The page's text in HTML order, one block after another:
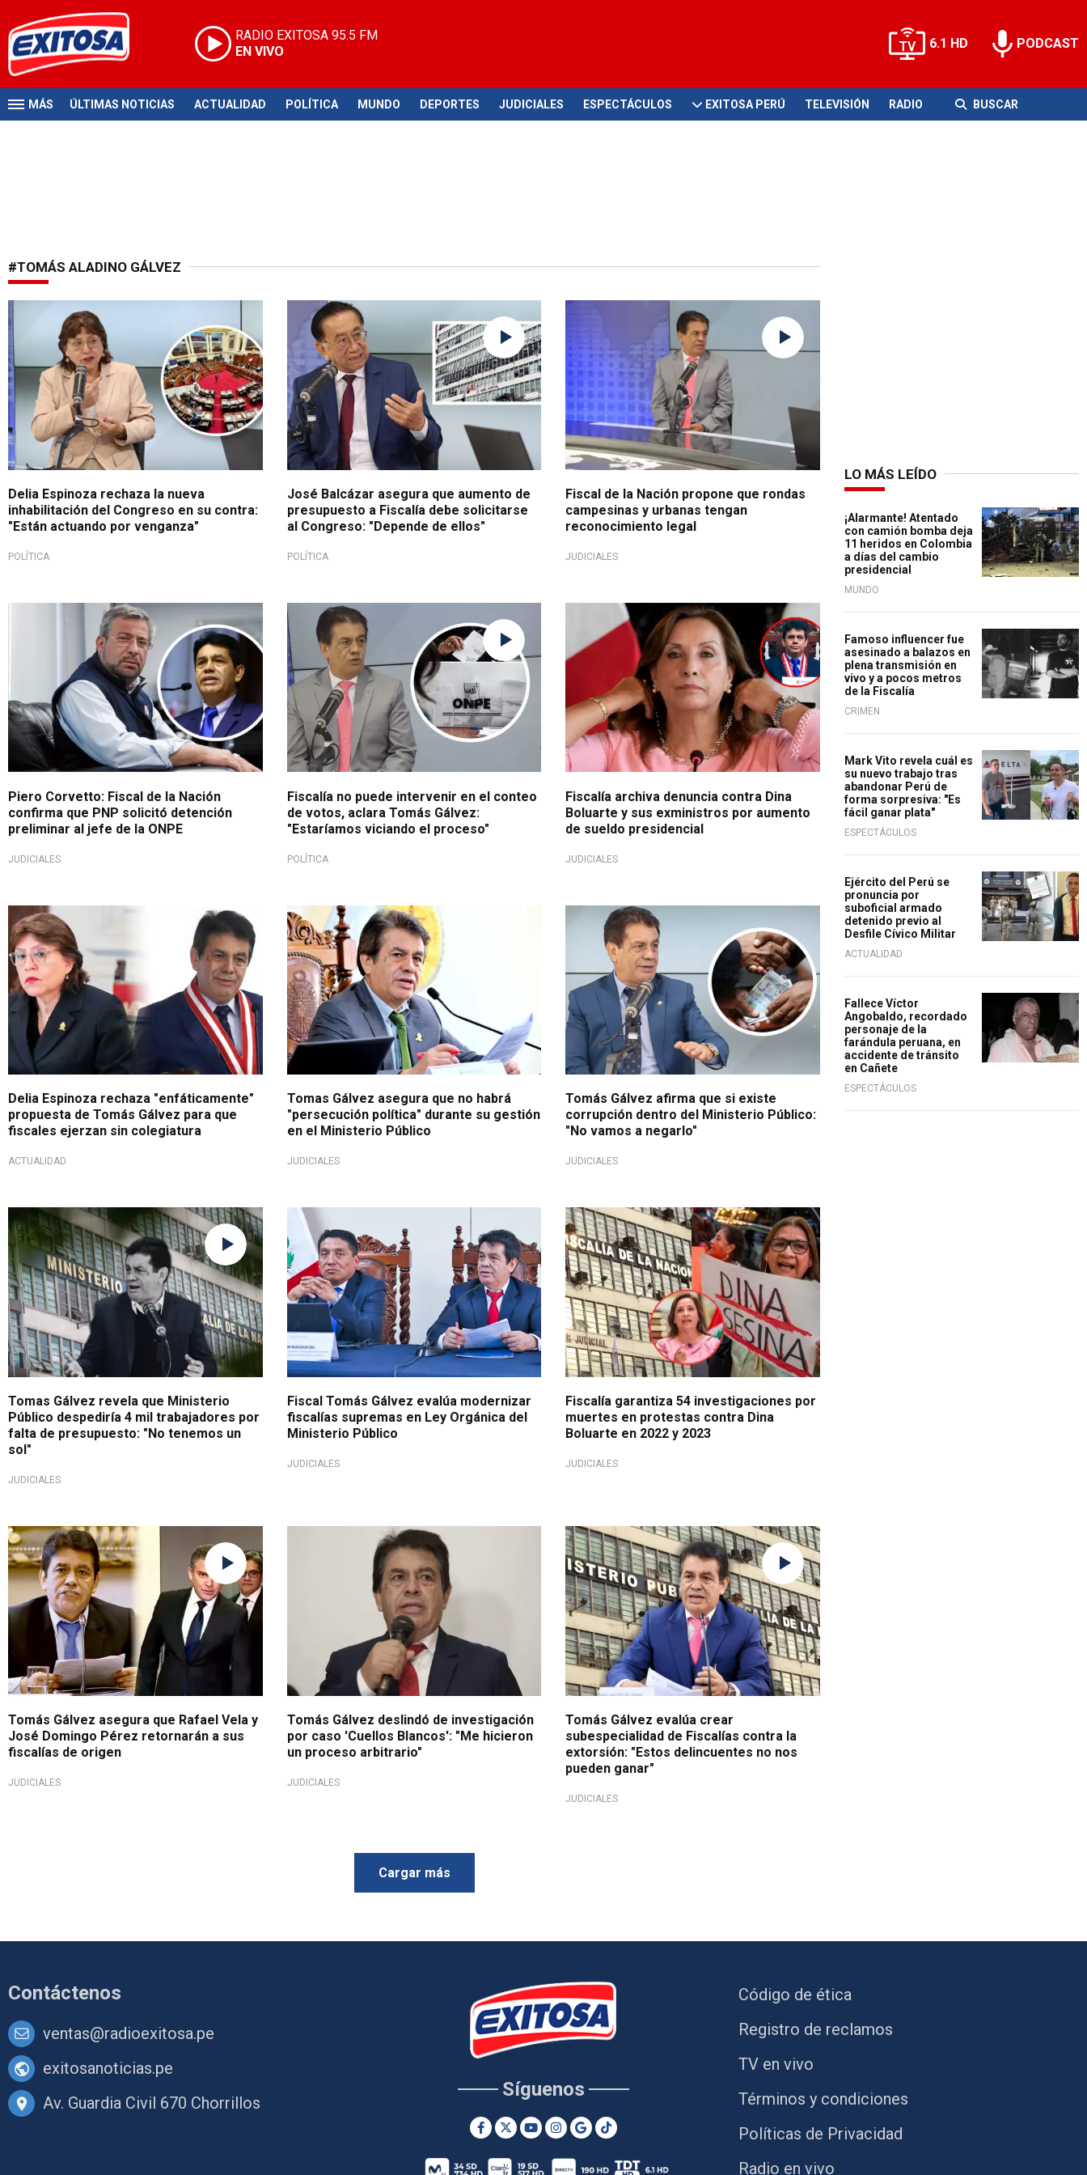
RADIO EXITOSA 95.5 FM
EN VIVO
6.1 HD PODCAST
MÁS ÚLTIMAS NOTICIAS ACTUALIDAD POLÍTICA MUNDO DEPORTES JUDICIALES ESPECTÁCULOS EXITOSA PERÚ TELEVISIÓN RADIO BUSCAR
#TOMÁS ALADINO GÁLVEZ
Denuncia persecución
Delia Espinoza rechaza la nueva
inhabilitación del Congreso en su contra:
"Están actuando por venganza"
POLÍTICA
Importante aclaración
José Balcázar asegura que aumento de
presupuesto a Fiscalía debe solicitarse
al Congreso: "Depende de ellos"
POLÍTICA
Fiscal de la Nación propone que rondas
campesinas y urbanas tengan
reconocimiento legal
JUDICIALES
Por caos electoral
Piero Corvetto: Fiscal de la Nación
confirma que PNP solicitó detención
preliminar al jefe de la ONPE
JUDICIALES
Tras el pedido de la gente
Fiscalía no puede intervenir en el conteo
de votos, aclara Tomás Gálvez:
"Estaríamos viciando el proceso"
POLÍTICA
Ordenan archivo definitivo
Fiscalía archiva denuncia contra Dina
Boluarte y sus exministros por aumento
de sueldo presidencial
JUDICIALES
Rechazo total
Delia Espinoza rechaza "enfáticamente"
propuesta de Tomás Gálvez para que
fiscales ejerzan sin colegiatura
ACTUALIDAD
Tras su juramentación
Tomas Gálvez asegura que no habrá
"persecución política" durante su gestión
en el Ministerio Público
JUDICIALES
Lo reconoció
Tomás Gálvez afirma que si existe
corrupción dentro del Ministerio Público:
"No vamos a negarlo"
JUDICIALES
No hay plata
Tomas Gálvez revela que Ministerio
Público despediría 4 mil trabajadores por
falta de presupuesto: "No tenemos un
sol"
JUDICIALES
En favor de la ciudadanía
Fiscal Tomás Gálvez evalúa modernizar
fiscalías supremas en Ley Orgánica del
Ministerio Público
JUDICIALES
Ocho despachos a cargo
Fiscalía garantiza 54 investigaciones por
muertes en protestas contra Dina
Boluarte en 2022 y 2023
JUDICIALES
Continúan en funciones
Tomás Gálvez asegura que Rafael Vela y
José Domingo Pérez retornarán a sus
fiscalías de origen
JUDICIALES
Parte de una "persecución política"
Tomás Gálvez deslindó de investigación
por caso 'Cuellos Blancos': "Me hicieron
un proceso arbitrario"
JUDICIALES
Para "cazar delincuentes"
Tomás Gálvez evalúa crear
subespecialidad de Fiscalías contra la
extorsión: "Estos delincuentes no nos
pueden ganar"
JUDICIALES
Cargar más
LO MÁS LEÍDO
¡Alarmante! Atentado
con camión bomba deja
11 heridos en Colombia
a días del cambio
presidencial
MUNDO
Famoso influencer fue
asesinado a balazos en
plena transmisión en
vivo y a pocos metros
de la Fiscalía
CRIMEN
Mark Vito revela cuál es
su nuevo trabajo tras
abandonar Perú de
forma sorpresiva: "Es
fácil ganar plata"
ESPECTÁCULOS
Ejército del Perú se
pronuncia por
suboficial armado
detenido previo al
Desfile Cívico Militar
ACTUALIDAD
Fallece Víctor
Angobaldo, recordado
personaje de la
farándula peruana, en
accidente de tránsito
en Cañete
ESPECTÁCULOS
Contáctenos
ventas@radioexitosa.pe
exitosanoticias.pe
Av. Guardia Civil 670 Chorrillos
Síguenos
Código de ética
Registro de reclamos
TV en vivo
Términos y condiciones
Políticas de Privacidad
Radio en vivo